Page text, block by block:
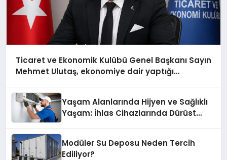
Ticaret ve Ekonomik Kulübü Genel Başkanı Sayın
Mehmet Ulutaş, ekonomiye dair yaptığı
Yaşam Alanlarında Hijyen ve Sağlıklı
Yaşam: İhlas Cihazlarında Dürüst
Modüler Su Deposu Neden Tercih
Ediliyor?